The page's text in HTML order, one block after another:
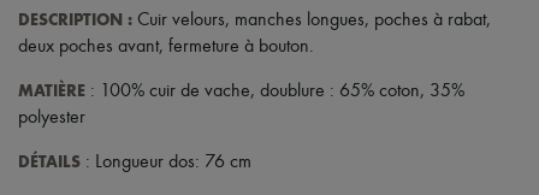
DESCRIPTION : Cuir velours, manches longues, poches à rabat,
deux poches avant, fermeture à bouton.
MATIÈRE : 100% cuir de vache, doublure : 65% coton, 35%
polyester
DÉTAILS : Longueur dos: 76 cm